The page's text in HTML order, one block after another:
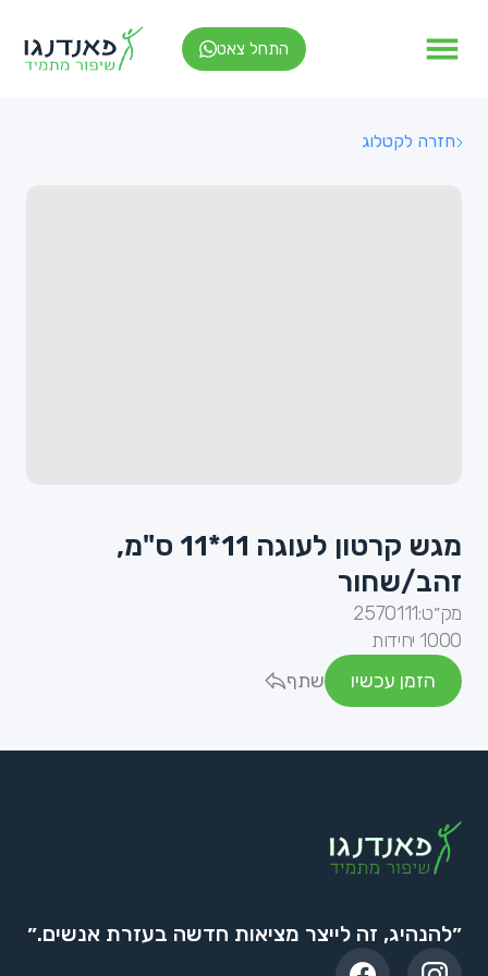
התחל צאט
חזרה לקטלוג
מגש קרטון לעוגה 11*11 ס"מ,
זהב/שחור
מק״ט:2570111
1000 יחידות
הזמן עכשיו
שתף
״להנהיג, זה לייצר מציאות חדשה בעזרת אנשים.״